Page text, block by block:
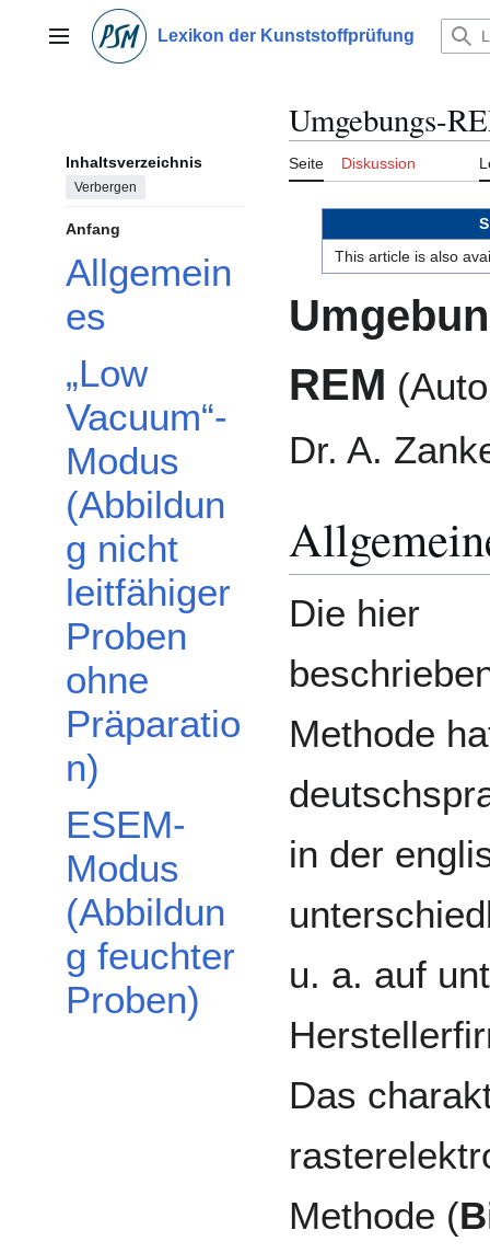
springenHauptmenü Lexikon der Kunststoffprüfung
Inhaltsverzeichnis
Verbergen
Anfang
Allgemein
es
„Low
Vacuum“-
Modus
(Abbildun
g nicht
leitfähiger
Proben
ohne
Präparatio
n)
ESEM-
Modus
(Abbildun
g feuchter
Proben)
Umgebungs-
Seite Diskussion
This article is also
REM
Dr. A.
Die hier
Methode
in der
u. a. auf
Das
Methode (